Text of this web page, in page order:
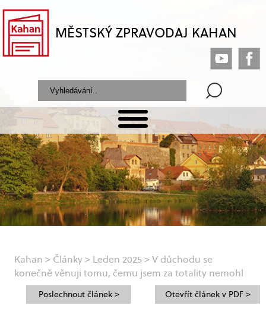
MĚSTSKÝ ZPRAVODAJ KAHAN
Kahan > Články> Leden 2025>V důchodu se
konečně věnuji tomu, čemu jsem za totality nemohl
Poslechnout článek > Otevřít článek v PDF >